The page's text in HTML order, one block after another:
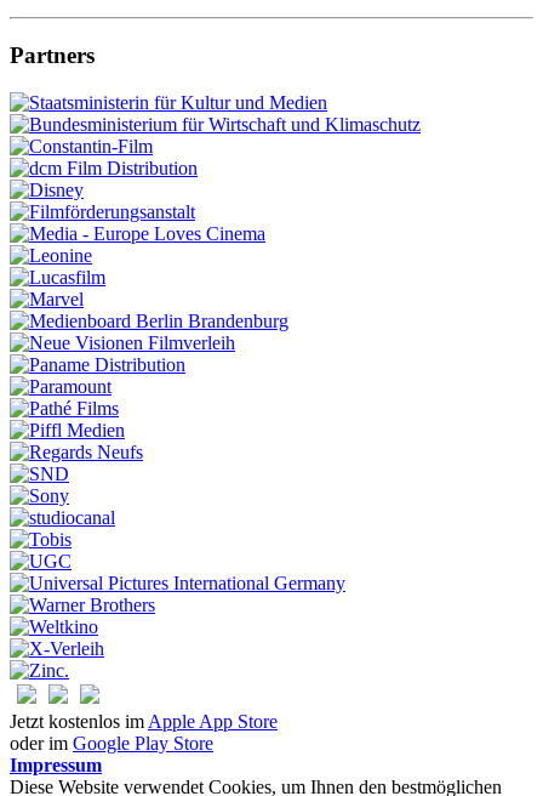
Partners
Jetzt kostenlos im Apple App Store
oder im Google Play Store
Impressum
Diese Website verwendet Cookies, um Ihnen den bestmöglichen